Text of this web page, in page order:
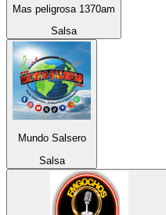
Mas peligrosa 1370am
Salsa
Mundo Salsero
Salsa